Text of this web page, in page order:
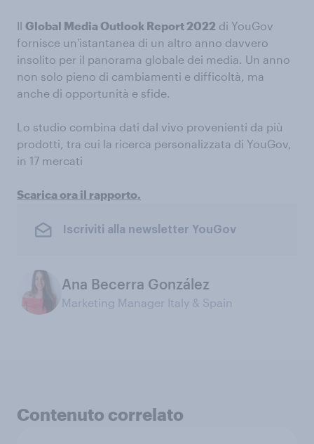
Il Global Media Outlook Report 2022 di YouGov
fornisce un'istantanea di un altro anno davvero
insolito per il panorama globale dei media. Un anno
non solo pieno di cambiamenti e difficoltà, ma
anche di opportunità e sfide.
Lo studio combina dati dal vivo provenienti da più
prodotti, tra cui la ricerca personalizzata di YouGov,
in 17 mercati
Scarica ora il rapporto.
Iscriviti alla newsletter YouGov
Ana Becerra González
Marketing Manager Italy & Spain
Contenuto correlato